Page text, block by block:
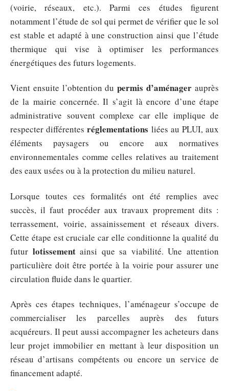
(voirie, réseaux, etc.). Parmi ces études figurent
notamment l’étude de sol qui permet de vérifier que le sol
est stable et adapté à une construction ainsi que l’étude
thermique qui vise à optimiser les performances
énergétiques des futurs logements.
Vient ensuite l’obtention dupermis d’aménager auprès
de la mairie concernée. Il s’agit là encore d’une étape
administrative souvent complexe car elle implique de
respecter différentesréglementations liées au PLUI, aux
éléments paysagers ou encore aux normatives
environnementales comme celles relatives au traitement
des eaux usées ou à la protection du milieu naturel.
Lorsque toutes ces formalités ont été remplies avec
succès, il faut procéder aux travaux proprement dits :
terrassement, voirie, assainissement et réseaux divers.
Cette étape est cruciale car elle conditionne la qualité du
futur lotissementainsi que sa viabilité. Une attention
particulière doit être portée à la voirie pour assurer une
circulation fluide dans le quartier.
Après ces étapes techniques, l’aménageur s’occupe de
commercialiser les parcelles auprès des futurs
acquéreurs. Il peut aussi accompagner les acheteurs dans
leur projet immobilier en mettant à leur disposition un
réseau d’artisans compétents ou encore un service de
financement adapté.